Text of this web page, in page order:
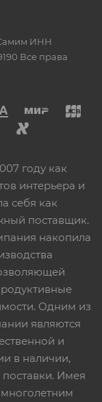
ИНН
Все права
году как
интерьера и
себя как
поставщик.
накопила
Одним из
являются
и
в наличии,
Имея